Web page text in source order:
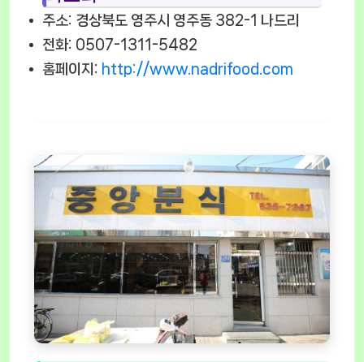
주소: 경상북도 영주시 영주동 382-1 나드리
전화: 0507-1311-5482
홈페이지: http://www.nadrifood.com